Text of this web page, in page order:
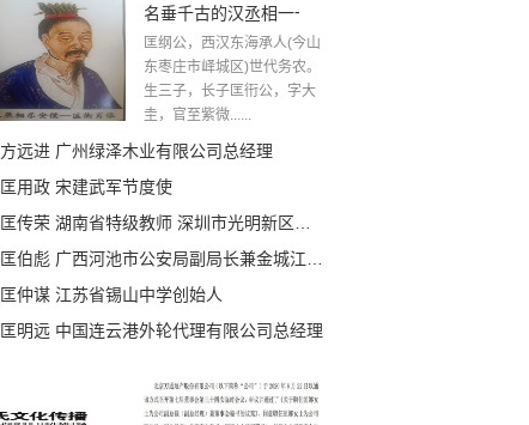
名垂千古的汉丞相一一匡衡公
匡纲公，西汉东海承人(今山
东枣庄市峄城区)世代务农。
生三子，长子匡衎公，字大
圭，官至紫微......
方远进 广州绿泽木业有限公司总经理
匡用政 宋建武军节度使
匡仲谋 江苏省锡山中学创始人
匡明远 中国连云港外轮代理有限公司总经理